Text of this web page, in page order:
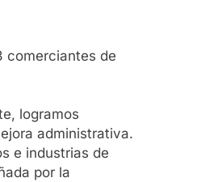
comerciantes de
logramos
administrativa.
e industrias de
por la